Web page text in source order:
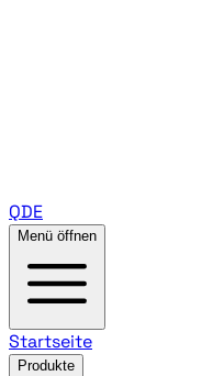
QDE
Menü öffnen
Startseite
Produkte